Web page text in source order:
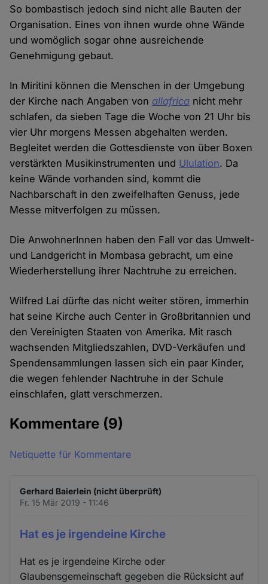
So bombastisch jedoch sind nicht alle Bauten der
Organisation. Eines von ihnen wurde ohne Wände
und womöglich sogar ohne ausreichende
Genehmigung gebaut.
In Miritini können die Menschen in der Umgebung
der Kirche nach Angaben von allafrica nicht mehr
schlafen, da sieben Tage die Woche von 21 Uhr bis
vier Uhr morgens Messen abgehalten werden.
Begleitet werden die Gottesdienste von über Boxen
verstärkten Musikinstrumenten und Ululation. Da
keine Wände vorhanden sind, kommt die
Nachbarschaft in den zweifelhaften Genuss, jede
Messe mitverfolgen zu müssen.
Die AnwohnerInnen haben den Fall vor das Umwelt-
und Landgericht in Mombasa gebracht, um eine
Wiederherstellung ihrer Nachtruhe zu erreichen.
Wilfred Lai dürfte das nicht weiter stören, immerhin
hat seine Kirche auch Center in Großbritannien und
den Vereinigten Staaten von Amerika. Mit rasch
wachsenden Mitgliedszahlen, DVD-Verkäufen und
Spendensammlungen lassen sich ein paar Kinder,
die wegen fehlender Nachtruhe in der Schule
einschlafen, glatt verschmerzen.
Kommentare (9)
Netiquette für Kommentare
Gerhard Baierlein (nicht überprüft)
Fr. 15 Mär 2019 - 11:46
Hat es je irgendeine Kirche
Hat es je irgendeine Kirche oder
Glaubensgemeinschaft gegeben die Rücksicht auf